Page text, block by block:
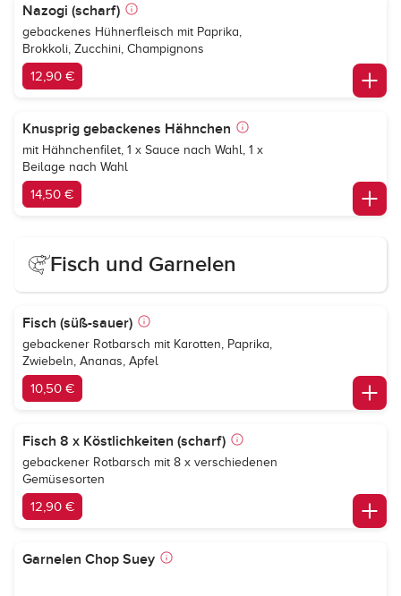
Nazogi (scharf)
gebackenes Hühnerfleisch mit Paprika,
Brokkoli, Zucchini, Champignons
12,90 €
Knusprig gebackenes Hähnchen
mit Hähnchenfilet, 1 x Sauce nach Wahl, 1 x
Beilage nach Wahl
14,50 €
Fisch und Garnelen
Fisch (süß-sauer)
gebackener Rotbarsch mit Karotten, Paprika,
Zwiebeln, Ananas, Apfel
10,50 €
Fisch 8 x Köstlichkeiten (scharf)
gebackener Rotbarsch mit 8 x verschiedenen
Gemüsesorten
12,90 €
Garnelen Chop Suey